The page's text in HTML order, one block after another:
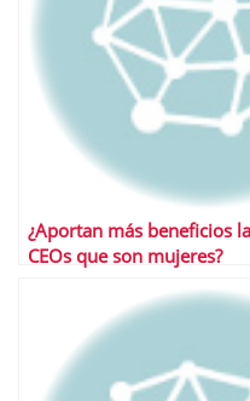
¿Aportan más beneficios
CEOs que son mujeres?